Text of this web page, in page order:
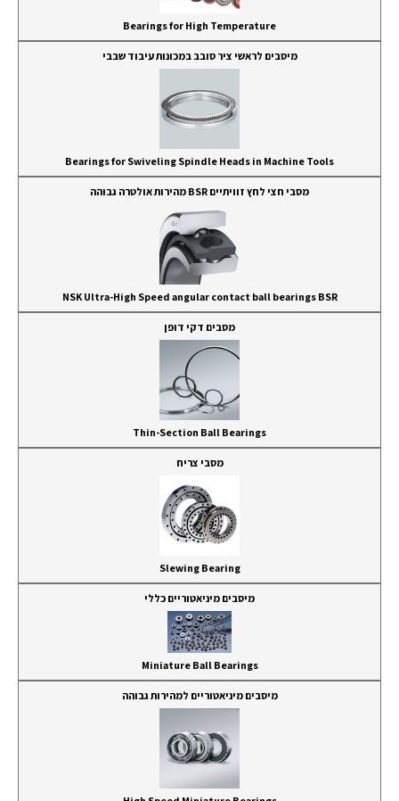
Bearings for High Temperature
מיסבים לראשי ציר סובב במכונות עיבוד שבבי
Bearings for Swiveling Spindle Heads in Machine Tools
מסבי חצי לחץ זוויתיים BSR מהירות אולטרה גבוהה
NSK Ultra-High Speed angular contact ball bearings BSR
מסבים דקי דופן
Thin-Section Ball Bearings
מסבי צריח
Slewing Bearing
מיסבים מיניאטוריים כללי
Miniature Ball Bearings
מיסבים מיניאטוריים למהירות גבוהה